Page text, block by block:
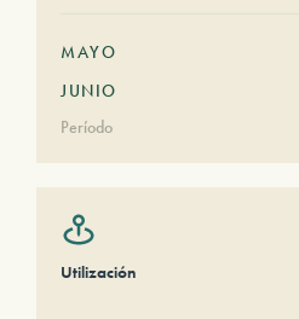
MAYO
JUNIO
Período
Utilización